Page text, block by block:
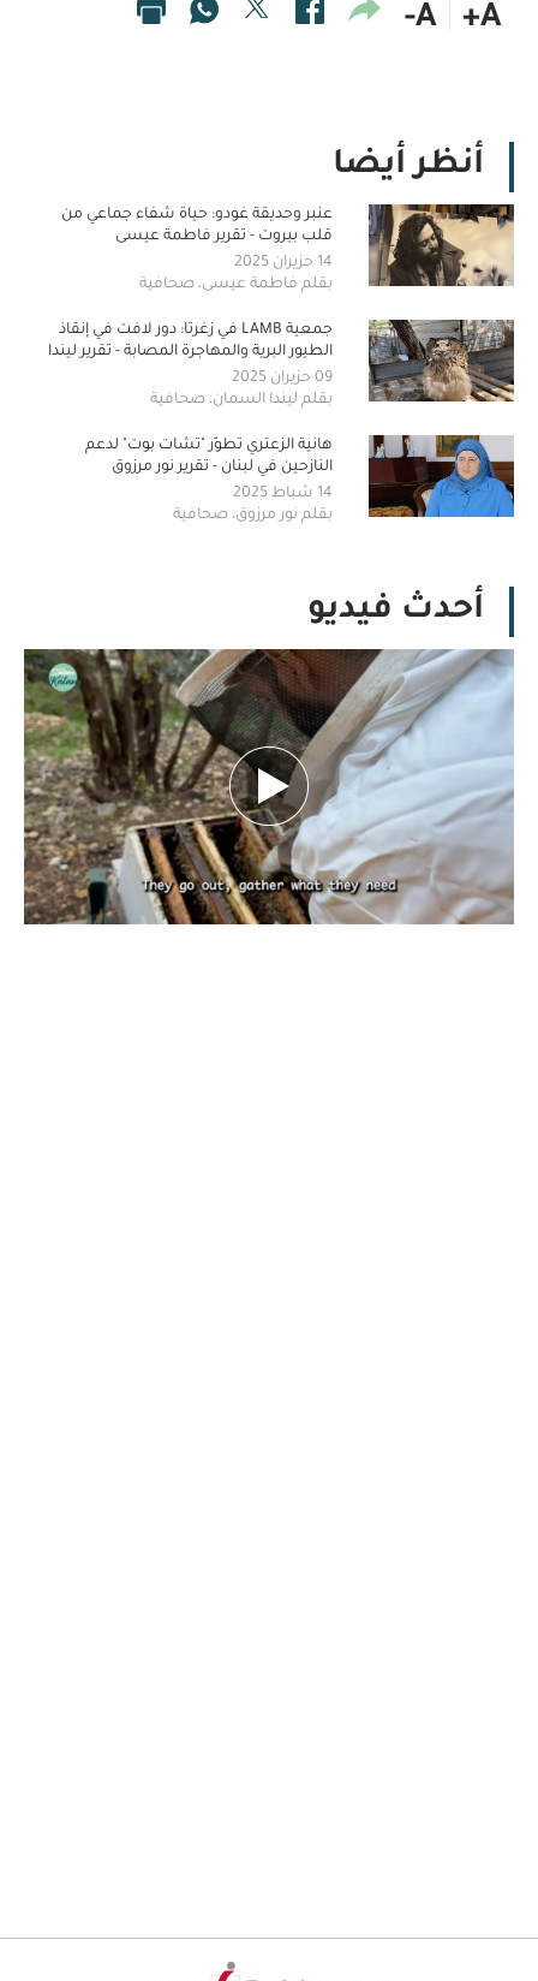
A+
A-
أنظر أيضا
عنبر وحديقة غودو: حياة شفاء جماعي من
قلب بيروت - تقرير فاطمة عيسى
14 حزيران 2025
بقلم فاطمة عيسى، صحافية
جمعية LAMB في زغرتا: دور لافت في إنقاذ
الطيور البرية والمهاجرة المصابة - تقرير ليندا
السمان
09 حزيران 2025
بقلم ليندا السمان، صحافية
هانية الزعتري تطوّر "تشات بوت" لدعم
النازحين في لبنان - تقرير نور مرزوق
14 شباط 2025
بقلم نور مرزوق، صحافية
أحدث فيديو